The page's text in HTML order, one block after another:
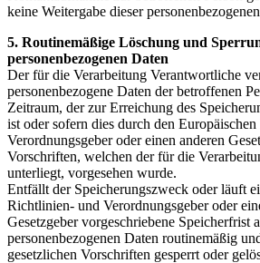
keine Weitergabe dieser
5. Routinemäßige Löschung und
personenbezogenen Daten
Der für die Verarbeitung Verantwortliche
personenbezogene Daten der betroffenen
Zeitraum, der zur Erreichung des
ist oder sofern dies durch den
Verordnungsgeber oder einen anderen
Vorschriften, welchen der für die
unterliegt, vorgesehen wurde.
Entfällt der Speicherungszweck oder läuft
Richtlinien- und Verordnungsgeber oder
Gesetzgeber vorgeschriebene Speicherfrist
personenbezogenen Daten routinemäßig
gesetzlichen Vorschriften gesperrt oder